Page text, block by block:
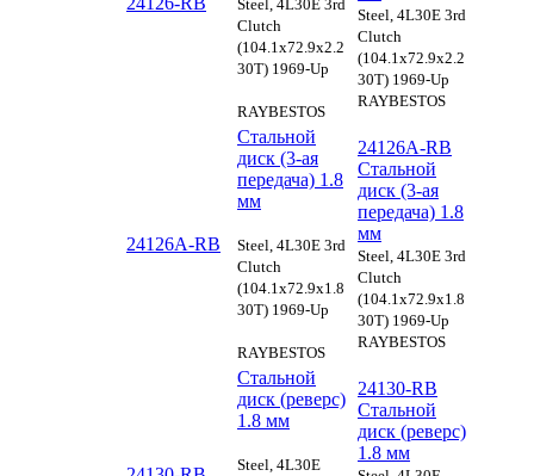
Steel, 4L30E 3rd
Clutch
(104.1x72.9x2.2
30T) 1969-Up
RAYBESTOS
Steel, 4L30E 3rd
Clutch
(104.1x72.9x2.2
30T) 1969-Up
RAYBESTOS
24126A-RB
Стальной
диск (3-ая
передача) 1.8
мм
Steel, 4L30E 3rd
Clutch
(104.1x72.9x1.8
30T) 1969-Up
RAYBESTOS
24126A-RB
Стальной
диск (3-ая
передача) 1.8
мм
Steel, 4L30E 3rd
Clutch
(104.1x72.9x1.8
30T) 1969-Up
RAYBESTOS
Стальной
диск (реверс)
1.8 мм
Steel, 4L30E
24130-RB
Стальной
диск (реверс)
1.8 мм